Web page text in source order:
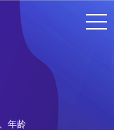
年龄